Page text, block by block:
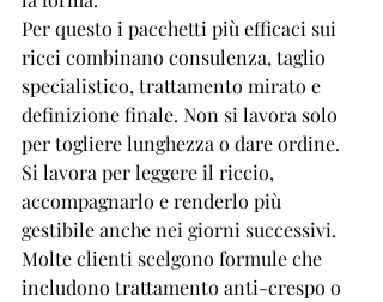
Per questo i pacchetti più efficaci sui
ricci combinano consulenza, taglio
specialistico, trattamento mirato e
definizione finale. Non si lavora solo
per togliere lunghezza o dare ordine.
Si lavora per leggere il riccio,
accompagnarlo e renderlo più
gestibile anche nei giorni successivi.
Molte clienti scelgono formule che
includono trattamento anti-crespo o